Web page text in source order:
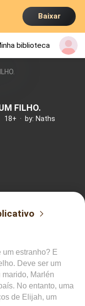
Baixar
biblioteca
FILHO.
18+ · by: Naths
estranho? E
Deve ser um
Marlén
No entanto, uma
de Elijah, um